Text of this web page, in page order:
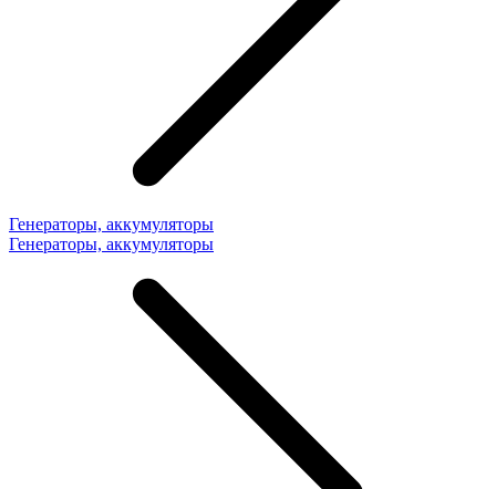
Генераторы, аккумуляторы
Генераторы, аккумуляторы